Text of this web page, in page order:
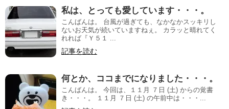
私は、とっても愛しています・・・。
こんばんは。 台風が過ぎても、なかなかスッキリし
ないお天気が続いていますねぇ。 カラッと晴れてく
れれば『Ｙ５１ ...
記事を読む
何とか、ココまでになりました・・・。
こんばんは。 今回は、１１月 ７日 (土) からの覚書
き・・・。 １１月 ７日 (土) の午前中は・・・...